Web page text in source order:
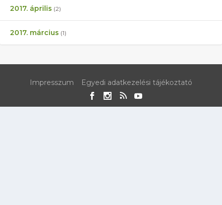
2017. április (2)
2017. március (1)
Impresszum Egyedi adatkezelési tájékoztató